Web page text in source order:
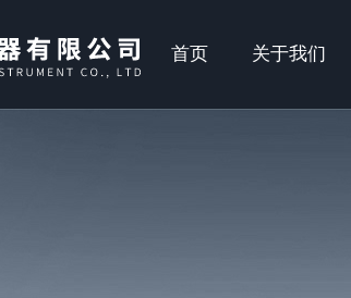
首页 关于我们